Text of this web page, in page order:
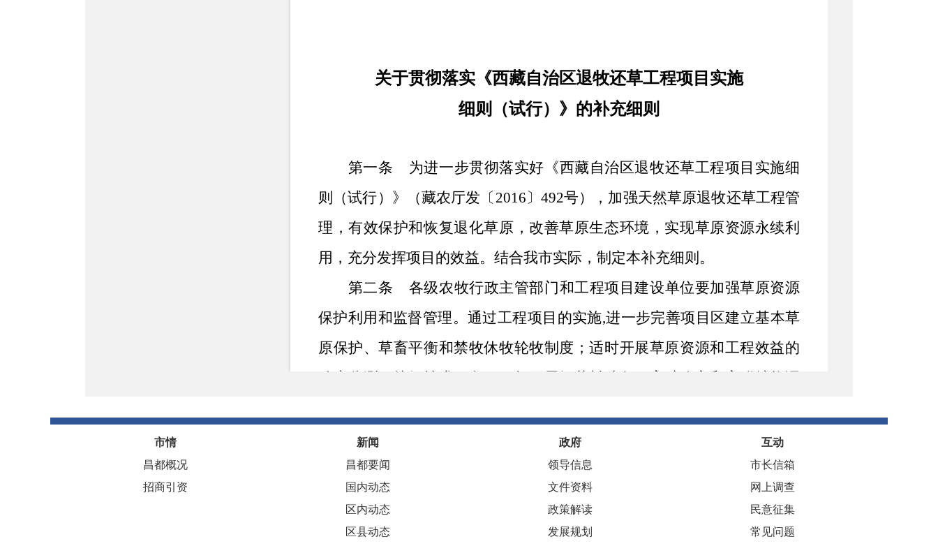
关于贯彻落实《西藏自治区退牧还草工程项目实施
细则（试行）》的补充细则
第一条
为进一步贯彻落实好《西藏自治区退牧还草工程项目实施细
则（试行）》
（藏农厅发〔 2016〕492号）
，加强天然草原退牧还草工程管
理，有效保护和恢复退化草原，改善草原生态环境，实现草原资源永续利
用，充分发挥项目的效益。结合我市实际，制定本补充细则。
第二条
各级农牧行政主管部门和工程项目建设单位要加强草原资源
保护利用和监督管理。通过工程项目的实施,进一步完善项目区建立基本草
原保护、草畜平衡和禁牧休牧轮牧制度；适时开展草原资源和工程效益的
农牧民增加收入，使工程达到退得下、禁得住，恢复植被，改善生态的目
标。
第三条
工程实施应坚持统筹规划，分类指导，先易后难，稳步推进
的原则。
市情
昌都概况
招商引资
新闻
昌都要闻
国内动态
区内动态
区县动态
政府
领导信息
文件资料
政策解读
发展规划
互动
市长信箱
网上调查
民意征集
常见问题